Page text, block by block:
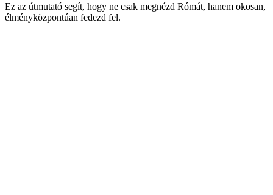
Ez az útmutató segít, hogy ne csak megnézd Rómát, hanem okosan,
élményközpontúan fedezd fel.